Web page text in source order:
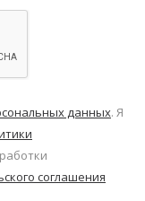
данных. Я
соглашения